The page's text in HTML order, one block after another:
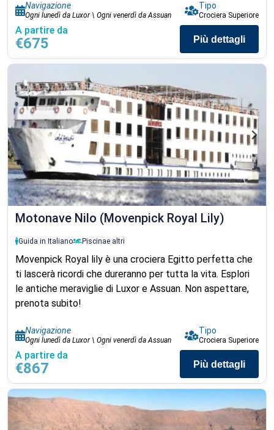
Navigazione
Ogni lunedì da Luxor \ Ogni venerdì da Assuan
Tipo
Crociera Superiore
A partire da
€675 Più dettagli
Motonave Nilo (Movenpick Royal Lily)
Guida in Italiano Piscinae altri
Movenpick Royal lily è una crociera Egitto perfetta che
ti lascerà ricordi che dureranno per tutta la vita. Esplori
le antiche meraviglie di Luxor e Assuan. Non aspettare,
prenota subito!
Navigazione
Ogni lunedì da Luxor \ Ogni venerdì da Assuan
Tipo
Crociera Superiore
A partire da
€867 Più dettagli